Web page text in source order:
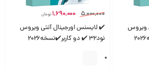
ویروس
نود32 ✔️ سه کاربر✔️نسخه2026
5,000,000
1,690,000 تومان
✔️ لایسنس اورجینال آنتی ویروس
نود32 ✔️ دو کاربر✔️نسخه2026